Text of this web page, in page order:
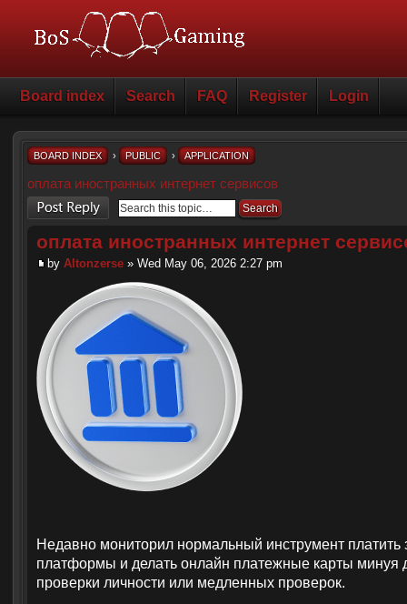
Board index Search FAQ Register Login
BOARD INDEX › PUBLIC › APPLICATION
оплата иностранных интернет сервисов
Post a reply
оплата иностранных интернет
by Altonzerse » Wed May 06, 2026 2:27 pm
Недавно мониторил нормальный инструмент платить
платформы и делать онлайн платежные карты минуя
проверки личности или медленных проверок.